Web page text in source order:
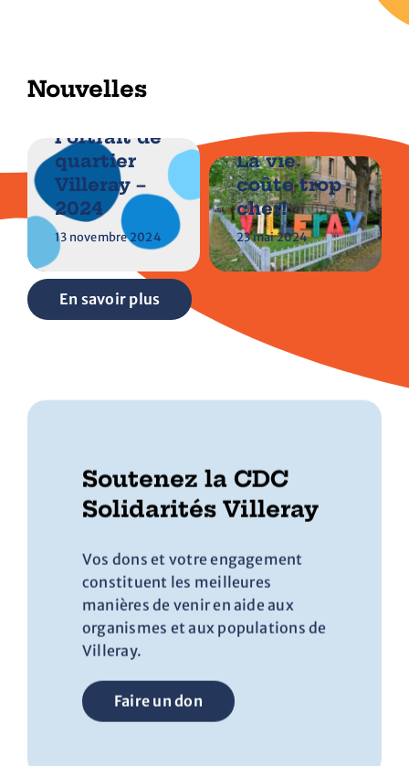
Nouvelles
Portrait de
quartier
Villeray –
2024
13 novembre 2024
La vie
coûte trop
cher!
23 mai 2024
En savoir plus
Soutenez la CDC
Solidarités Villeray
Vos dons et votre engagement
constituent les meilleures
manières de venir en aide aux
organismes et aux populations de
Villeray.
Faire un don